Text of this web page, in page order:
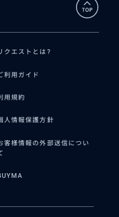
クエストとは?
利用ガイド
用規約
人情報保護方針
客様情報の外部送信につい